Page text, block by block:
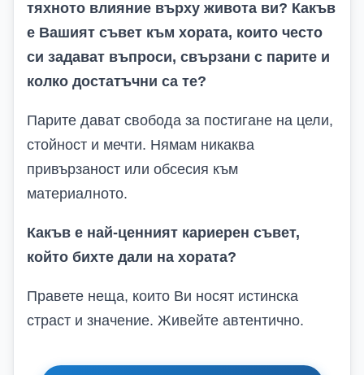
тяхното влияние върху живота ви? Какъв
е Вашият съвет към хората, които често
си задават въпроси, свързани с парите и
колко достатъчни са те?
Парите дават свобода за постигане на цели,
стойност и мечти. Нямам никаква
привързаност или обсесия към
материалното.
Какъв е най-ценният кариерен съвет,
който бихте дали на хората?
Правете неща, които Ви носят истинска
страст и значение. Живейте автентично.